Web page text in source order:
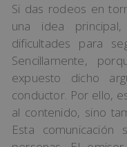
Si das rodeos en
una idea
dificultades para
Sencillamente,
expuesto dicho
conductor. Por ello,
al contenido, sino
Esta